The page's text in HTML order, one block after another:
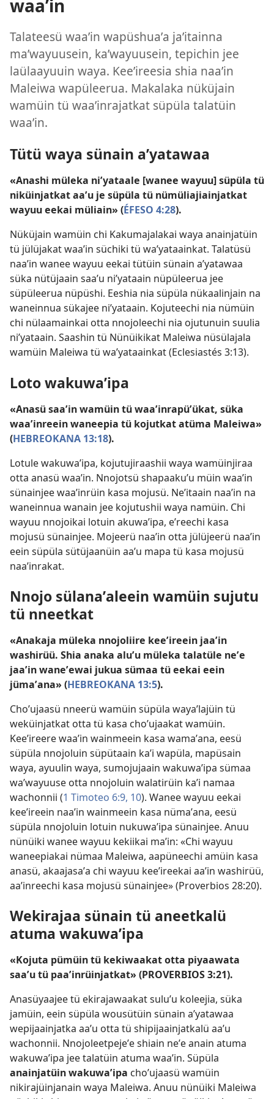
waaʼin
Talateesü waaʼin wapüshuaʼa jaʼitainna
maʼwayuusein, kaʼwayuusein, tepichin jee
laülaayuuin waya. Keeʼireesia shia naaʼin
Maleiwa wapüleerua. Makalaka nüküjain
wamüin tü waaʼinrajatkat süpüla talatüin
waaʼin.
Tütü waya sünain aʼyatawaa
«Anashi müleka niʼyataale [wanee wayuu] süpüla tü
niküinjatkat aaʼu je süpüla tü nümüliajiainjatkat
wayuu eekai müliain» (ÉFESO 4:28).
Nüküjain wamüin chi Kakumajalakai waya anainjatüin
tü jülüjakat waaʼin süchiki tü waʼyataainkat. Talatüsü
naaʼin wanee wayuu eekai tütüin sünain aʼyatawaa
süka nütüjaain saaʼu niʼyataain nüpüleerua jee
süpüleerua nüpüshi. Eeshia nia süpüla nükaalinjain na
waneinnua sükajee niʼyataain. Kojuteechi nia nümüin
chi nülaamainkai otta nnojoleechi nia ojutunuin suulia
niʼyataain. Saashin tü Nünüikikat Maleiwa nüsülajala
wamüin Maleiwa tü waʼyataainkat (Eclesiastés 3:13).
Loto wakuwaʼipa
«Anasü saaʼin wamüin tü waaʼinrapüʼükat, süka
waaʼinreein waneepia tü kojutkat atüma Maleiwa»
(HEBREOKANA 13:18).
Lotule wakuwaʼipa, kojutujiraashii waya wamüinjiraa
otta anasü waaʼin. Nnojotsü shapaakuʼu müin waaʼin
sünainjee waaʼinrüin kasa mojusü. Neʼitaain naaʼin na
waneinnua wanain jee kojutushii waya namüin. Chi
wayuu nnojoikai lotuin akuwaʼipa, eʼreechi kasa
mojusü sünainjee. Mojeerü naaʼin otta jülüjeerü naaʼin
eein süpüla sütüjaanüin aaʼu mapa tü kasa mojusü
naaʼinrakat.
Nnojo sülanaʼaleein wamüin sujutu
tü nneetkat
«Anakaja müleka nnojoliire keeʼireein jaaʼin
washirüü. Shia anaka aluʼu müleka talatüle neʼe
jaaʼin waneʼewai jukua sümaa tü eekai eein
jümaʼana» (HEBREOKANA 13:5).
Choʼujaasü nneerü wamüin süpüla wayaʼlajüin tü
weküinjatkat otta tü kasa choʼujaakat wamüin.
Keeʼireere waaʼin wainmeein kasa wamaʼana, eesü
süpüla nnojoluin süpütaain kaʼi wapüla, mapüsain
waya, ayuulin waya, sumojujaain wakuwaʼipa sümaa
waʼwayuuse otta nnojoluin walatirüin kaʼi namaa
wachonnii (1 Timoteo 6:9, 10). Wanee wayuu eekai
keeʼireein naaʼin wainmeein kasa nümaʼana, eesü
süpüla nnojoluin lotuin nukuwaʼipa sünainjee. Anuu
nünüiki wanee wayuu kekiikai maʼin: «Chi wayuu
waneepiakai nümaa Maleiwa, aapüneechi amüin kasa
anasü, akaajasaʼa chi wayuu keeʼireekai aaʼin washirüü,
aaʼinreechi kasa mojusü sünainjee» (Proverbios 28:20).
Wekirajaa sünain tü aneetkalü
atuma wakuwaʼipa
«Kojuta pümüin tü kekiwaakat otta piyaawata
saaʼu tü paaʼinrüinjatkat» (PROVERBIOS 3:21).
Anasüyaajee tü ekirajawaakat suluʼu koleejia, süka
jamüin, eein süpüla wousütüin sünain aʼyatawaa
wepijaainjatka aaʼu otta tü shipijaainjatkalü aaʼu
wachonnii. Nnojoleetpejeʼe shiain neʼe anain atuma
wakuwaʼipa jee talatüin atuma waaʼin. Süpüla
anainjatüin wakuwaʼipa choʼujaasü wamüin
nikirajüinjanain waya Maleiwa. Anuu nünüiki Maleiwa